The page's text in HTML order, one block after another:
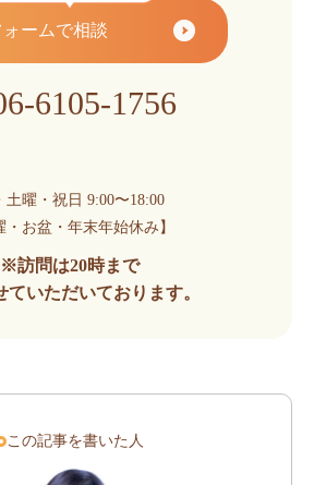
ォームで相談
6105-1756
土曜・祝日 9:00〜18:00
・お盆・年末年始休み】
※訪問は20時まで
ていただいております。
この記事を書いた人